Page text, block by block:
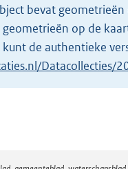
bevat geometrieën
op de
de authentieke